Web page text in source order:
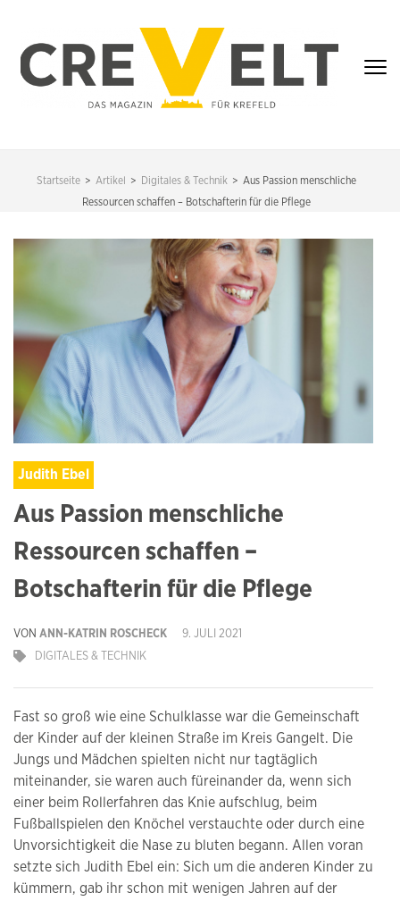
springen
(Enter
KREFELD
Startseite > Artikel > Digitales & Technik > Aus Passion menschliche
Ressourcen schaffen – Botschafterin für die Pflege
Judith Ebel
Aus Passion menschliche
Ressourcen schaffen –
Botschafterin für die Pflege
VON ANN-KATRIN ROSCHECK
9. JULI 2021
DIGITALES & TECHNIK
Fast so groß wie eine Schulklasse war die Gemeinschaft
der Kinder auf der kleinen Straße im Kreis Gangelt. Die
Jungs und Mädchen spielten nicht nur tagtäglich
miteinander, sie waren auch füreinander da, wenn sich
einer beim Rollerfahren das Knie aufschlug, beim
Fußballspielen den Knöchel verstauchte oder durch eine
Unvorsichtigkeit die Nase zu bluten begann. Allen voran
setzte sich Judith Ebel ein: Sich um die anderen Kinder zu
kümmern, gab ihr schon mit wenigen Jahren auf der